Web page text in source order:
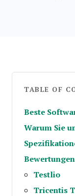
TABLE OF
Beste
Warum Sie
Bewertungen
Testlio
Tricentis